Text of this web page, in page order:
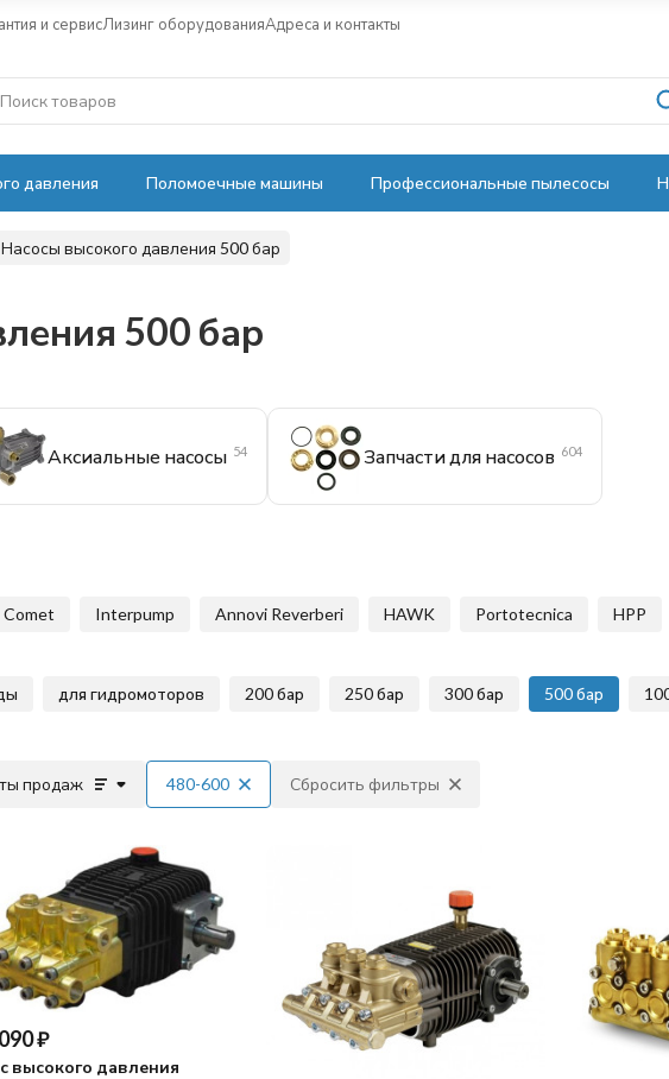
и сервисЛизинг оборудованияАдреса и контакты
давления Поломоечные машины Профессиональные пылесосы
Насосы высокого давления 500 бар
500 бар
Аксиальные насосы 54 Запчасти для насосов 604
Comet Interpump Annovi Reverberi HAWK Portotecnica HPP
для гидромоторов 200 бар 250 бар 300 бар 500 бар
продаж 480-600 Сбросить фильтры
₽
высокого давления